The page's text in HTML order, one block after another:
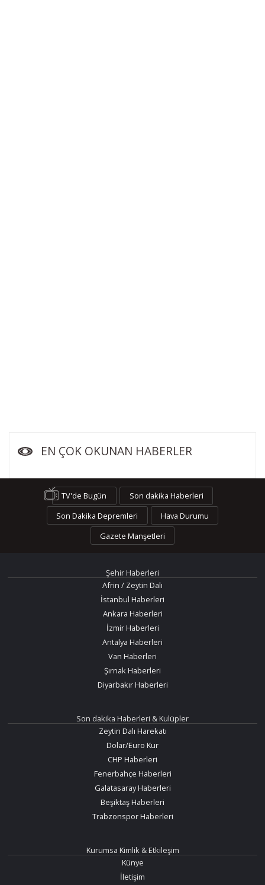
EN ÇOK OKUNAN HABERLER
TV'de Bugün
Son dakika Haberleri
Son Dakika Depremleri
Hava Durumu
Gazete Manşetleri
Şehir Haberleri
Afrin / Zeytin Dalı
İstanbul Haberleri
Ankara Haberleri
İzmir Haberleri
Antalya Haberleri
Van Haberleri
Şırnak Haberleri
Diyarbakır Haberleri
Son dakika Haberleri & Kulüpler
Zeytin Dalı Harekatı
Dolar/Euro Kur
CHP Haberleri
Fenerbahçe Haberleri
Galatasaray Haberleri
Beşiktaş Haberleri
Trabzonspor Haberleri
Kurumsa Kimlik & Etkileşim
Künye
İletişim